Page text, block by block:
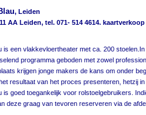
, Leiden
AA Leiden, tel. 071- 514 4614.
is een vlakkevloertheater met ca. 200
programma geboden met zowel
krijgen jonge makers de kans om onder
resultaat van het proces presenteren, hetzij in
is goed toegankelijk voor rolstoelgebruikers.
deze graag van tevoren reserveren via de